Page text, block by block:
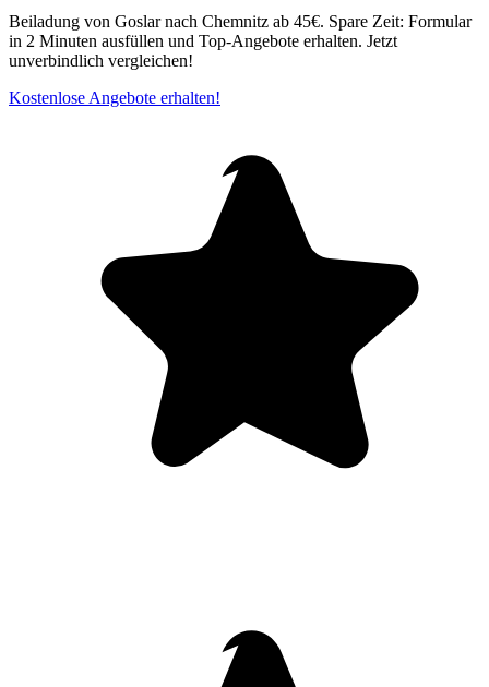
Beiladung von Goslar nach Chemnitz⁠ ab 45€. Spare Zeit: Formular
in 2 Minuten ausfüllen und Top-Angebote erhalten. Jetzt
unverbindlich vergleichen!
Kostenlose Angebote erhalten!